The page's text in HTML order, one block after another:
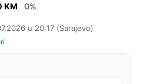
KM 0%
u 20:17 (Sarajevo)